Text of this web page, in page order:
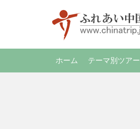
ホーム テーマ別ツアー